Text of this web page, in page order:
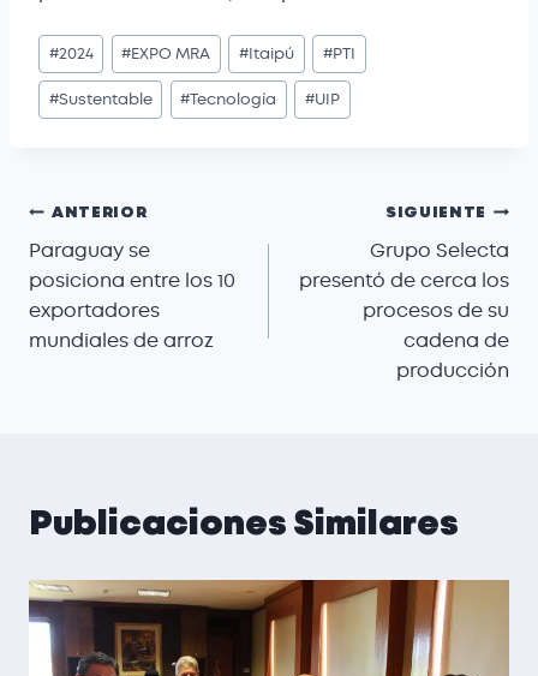
#2024 #EXPO MRA #Itaipú #PTI
#Sustentable #Tecnología #UIP
ANTERIOR
Paraguay se
posiciona entre los 10
exportadores
mundiales de arroz
SIGUIENTE
Grupo Selecta
presentó de cerca los
procesos de su
cadena de
producción
Publicaciones Similares